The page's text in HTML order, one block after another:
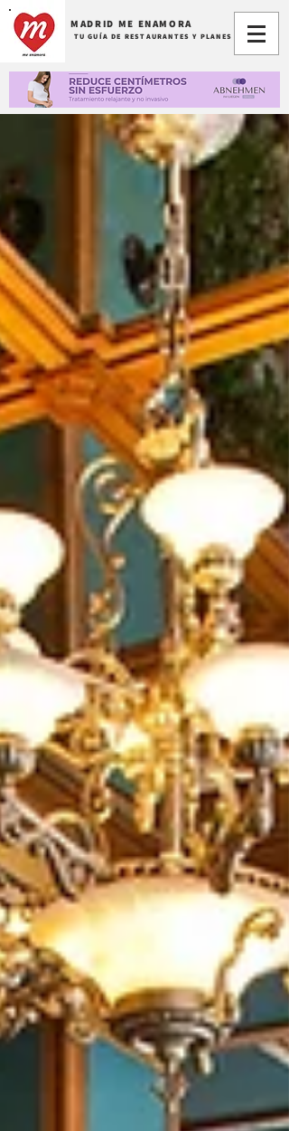
MADRID ME ENAMORA
TU GUÍA DE RESTAURANTES Y PLANES